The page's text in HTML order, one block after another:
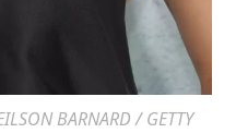
BARNARD / GETTY